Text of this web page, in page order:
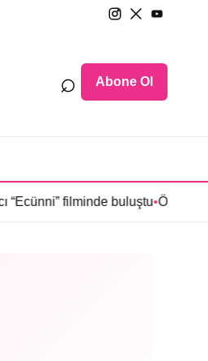
⌕ Abone Ol
buluştu•Öznur Serçeler